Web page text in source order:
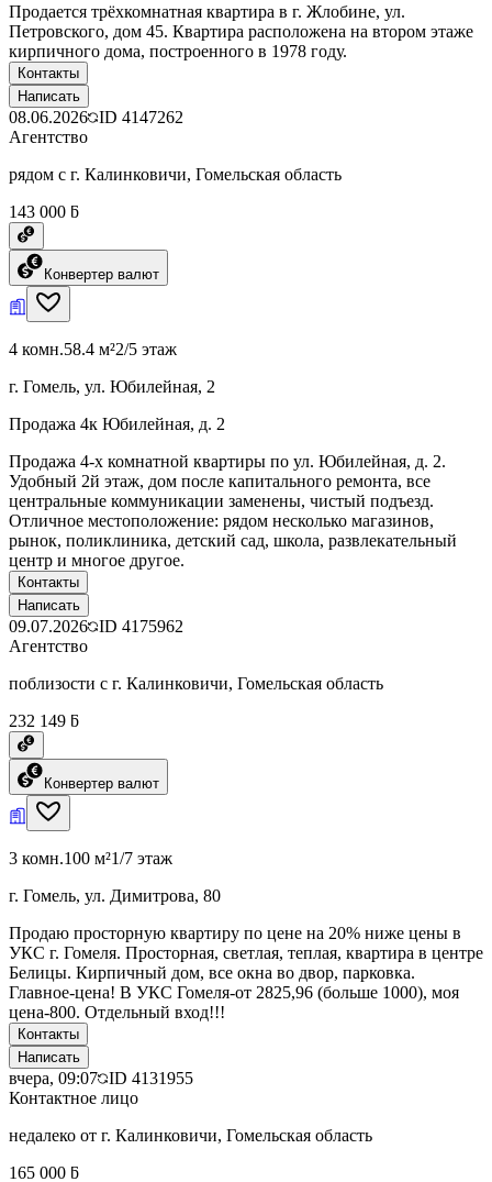
Продается трёхкомнатная квартира в г. Жлобине, ул.
Петровского, дом 45. Квартира расположена на втором этаже
кирпичного дома, построенного в 1978 году.
Контакты
Написать
08.06.2026 ID 4147262
Агентство
рядом с г. Калинковичи, Гомельская область
143 000 ƃ
Конвертер валют
4 комн.58.4 м²2/5 этаж
г. Гомель, ул. Юбилейная, 2
Продажа 4к Юбилейная, д. 2
Продажа 4-х комнатной квартиры по ул. Юбилейная, д. 2.
Удобный 2й этаж, дом после капитального ремонта, все
центральные коммуникации заменены, чистый подъезд.
Отличное местоположение: рядом несколько магазинов,
рынок, поликлиника, детский сад, школа, развлекательный
центр и многое другое.
Контакты
Написать
09.07.2026 ID 4175962
Агентство
поблизости с г. Калинковичи, Гомельская область
232 149 ƃ
Конвертер валют
3 комн.100 м²1/7 этаж
г. Гомель, ул. Димитрова, 80
Продаю просторную квартиру по цене на 20% ниже цены в
УКС г. Гомеля. Просторная, светлая, теплая, квартира в центре
Белицы. Кирпичный дом, все окна во двор, парковка.
Главное-цена! В УКС Гомеля-от 2825,96 (больше 1000), моя
цена-800. Отдельный вход!!!
Контакты
Написать
вчера, 09:07 ID 4131955
Контактное лицо
недалеко от г. Калинковичи, Гомельская область
165 000 ƃ